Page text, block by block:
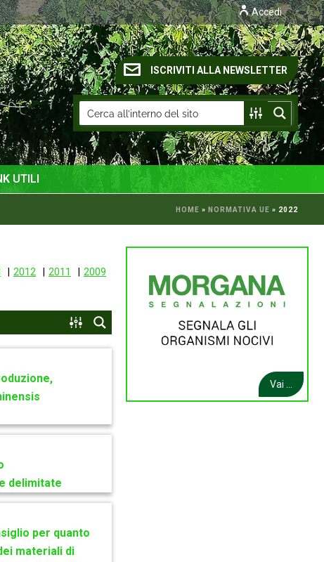
Accedi
ISCRIVITI ALLA NEWSLETTER
UTILI
HOME » NORMATIVA UE » 2022
2012 2011
2009
delimitate
per quanto
materiali di
Vai ...